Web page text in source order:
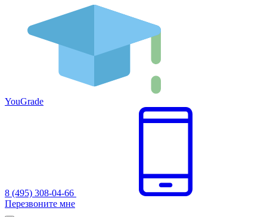
YouGrade
8 (495) 308-04-66
Перезвоните мне